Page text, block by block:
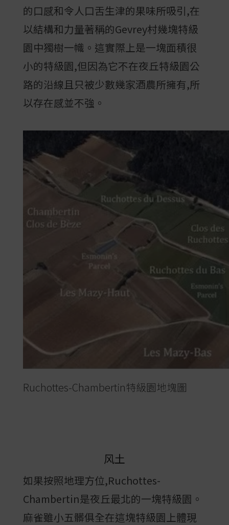
的口感和令人口舌生津的果味所吸引,在
以結構和力量著稱的Gevrey村幾塊特級
園中獨樹一幟。這實際上是一塊面積很
小的特級園,但因為它不在夜丘特級園公
路的沿線且只被少數幾家酒農所擁有,所
以存在感並不強。
Ruchottes-Chambertin特級園地塊圖
风土
如果按照地理方位,Ruchottes-
Chambertin是夜丘最北的一塊特級園。
麻雀雖小五髒俱全在這塊特級園上體現